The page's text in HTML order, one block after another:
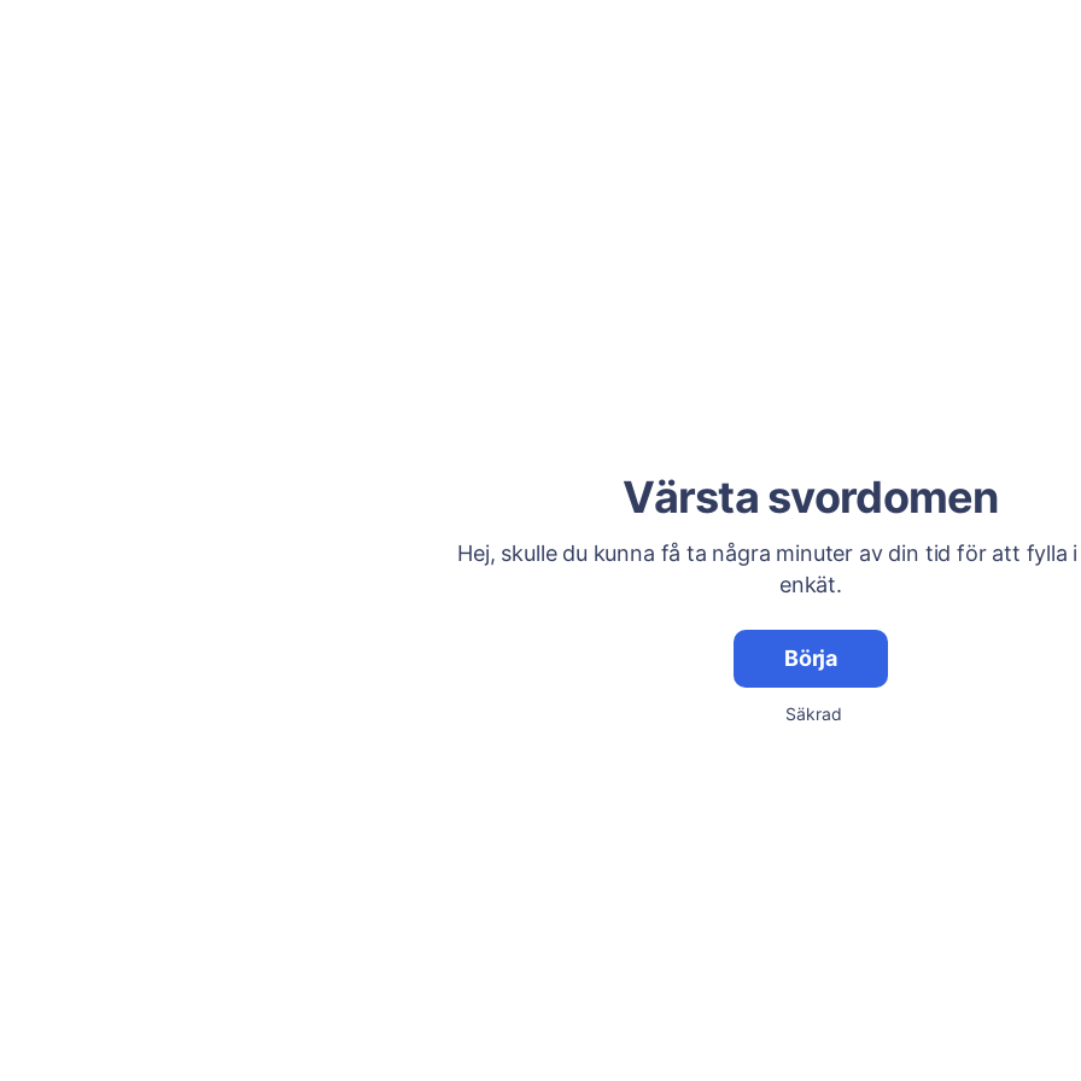
Värsta svordomen
Hej, skulle du kunna få ta några minuter av din tid för att fylla
enkät.
Börja
Säkrad